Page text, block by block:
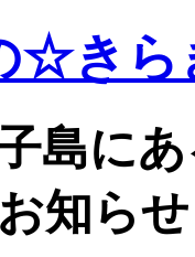
☆き
島にあ
知ら